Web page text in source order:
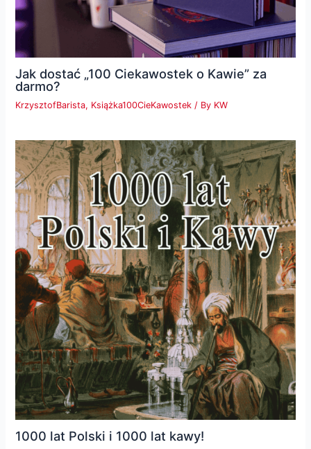
Jak dostać „100 Ciekawostek o Kawie” za
darmo?
KrzysztofBarista, Książka100CieKawostek / By KW
1000 lat Polski i 1000 lat kawy!